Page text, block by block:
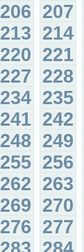
206 207
213 214
220 221
227 228
234 235
241 242
248 249
255 256
262 263
269 270
276 277